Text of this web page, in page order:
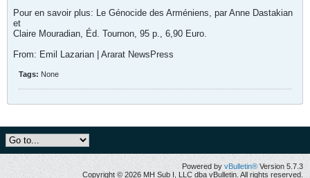
Pour en savoir plus: Le Génocide des Arméniens, par Anne Dastakian
et
Claire Mouradian, Éd. Tournon, 95 p., 6,90 Euro.
From: Emil Lazarian | Ararat NewsPress
Tags: None
Powered by vBulletin® Version 5.7.3
Copyright © 2026 MH Sub I, LLC dba vBulletin. All rights reserved.